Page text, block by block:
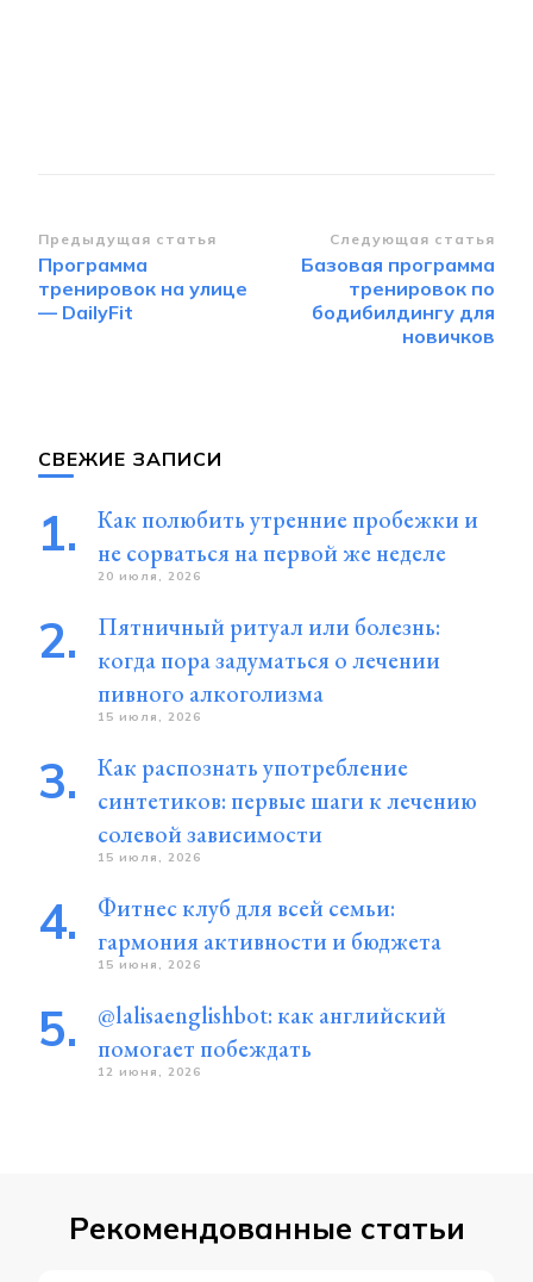
Навигация
по
записям
Предыдущая статья
Программа
тренировок на улице
— DailyFit
Следующая статья
Базовая программа
тренировок по
бодибилдингу для
новичков
СВЕЖИЕ ЗАПИСИ
Как полюбить утренние пробежки и
не сорваться на первой же неделе
20 июля, 2026
Пятничный ритуал или болезнь:
когда пора задуматься о лечении
пивного алкоголизма
15 июля, 2026
Как распознать употребление
синтетиков: первые шаги к лечению
солевой зависимости
15 июля, 2026
Фитнес клуб для всей семьи:
гармония активности и бюджета
15 июня, 2026
@lalisaenglishbot: как английский
помогает побеждать
12 июня, 2026
Рекомендованные статьи